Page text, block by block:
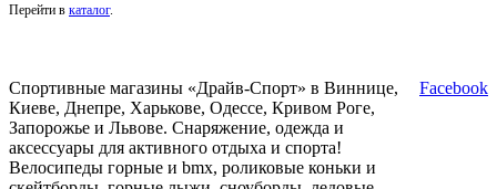
Перейти в каталог.
Спортивные магазины «Драйв-Спорт» в Виннице,
Киеве, Днепре, Харькове, Одессе, Кривом Роге,
Запорожье и Львове. Снаряжение, одежда и
аксессуары для активного отдыха и спорта!
Велосипеды горные и bmx, роликовые коньки и
Facebook